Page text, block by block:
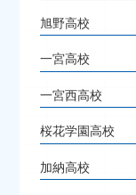
旭野高校
一宮高校
一宮西高校
桜花学園高校
加納高校